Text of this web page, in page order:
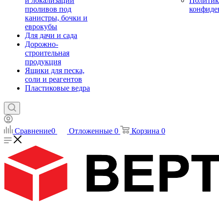
проливов под
канистры, бочки и
еврокубы
Для дачи и сада
Дорожно-
строительная
продукция
Ящики для песка,
соли и реагентов
Пластиковые ведра
Сравнение0 Отложенные 0 Корзина 0